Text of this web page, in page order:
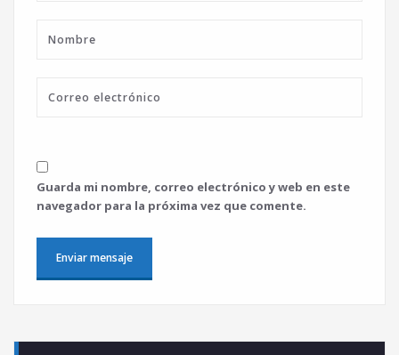
Guarda mi nombre, correo electrónico y web en este
navegador para la próxima vez que comente.